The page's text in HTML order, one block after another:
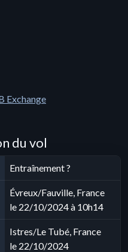
Exchange
du vol
Entraînement ?
Évreux/Fauville, France
le 22/10/2024 à 10h14
Istres/Le Tubé, France
le 22/10/2024